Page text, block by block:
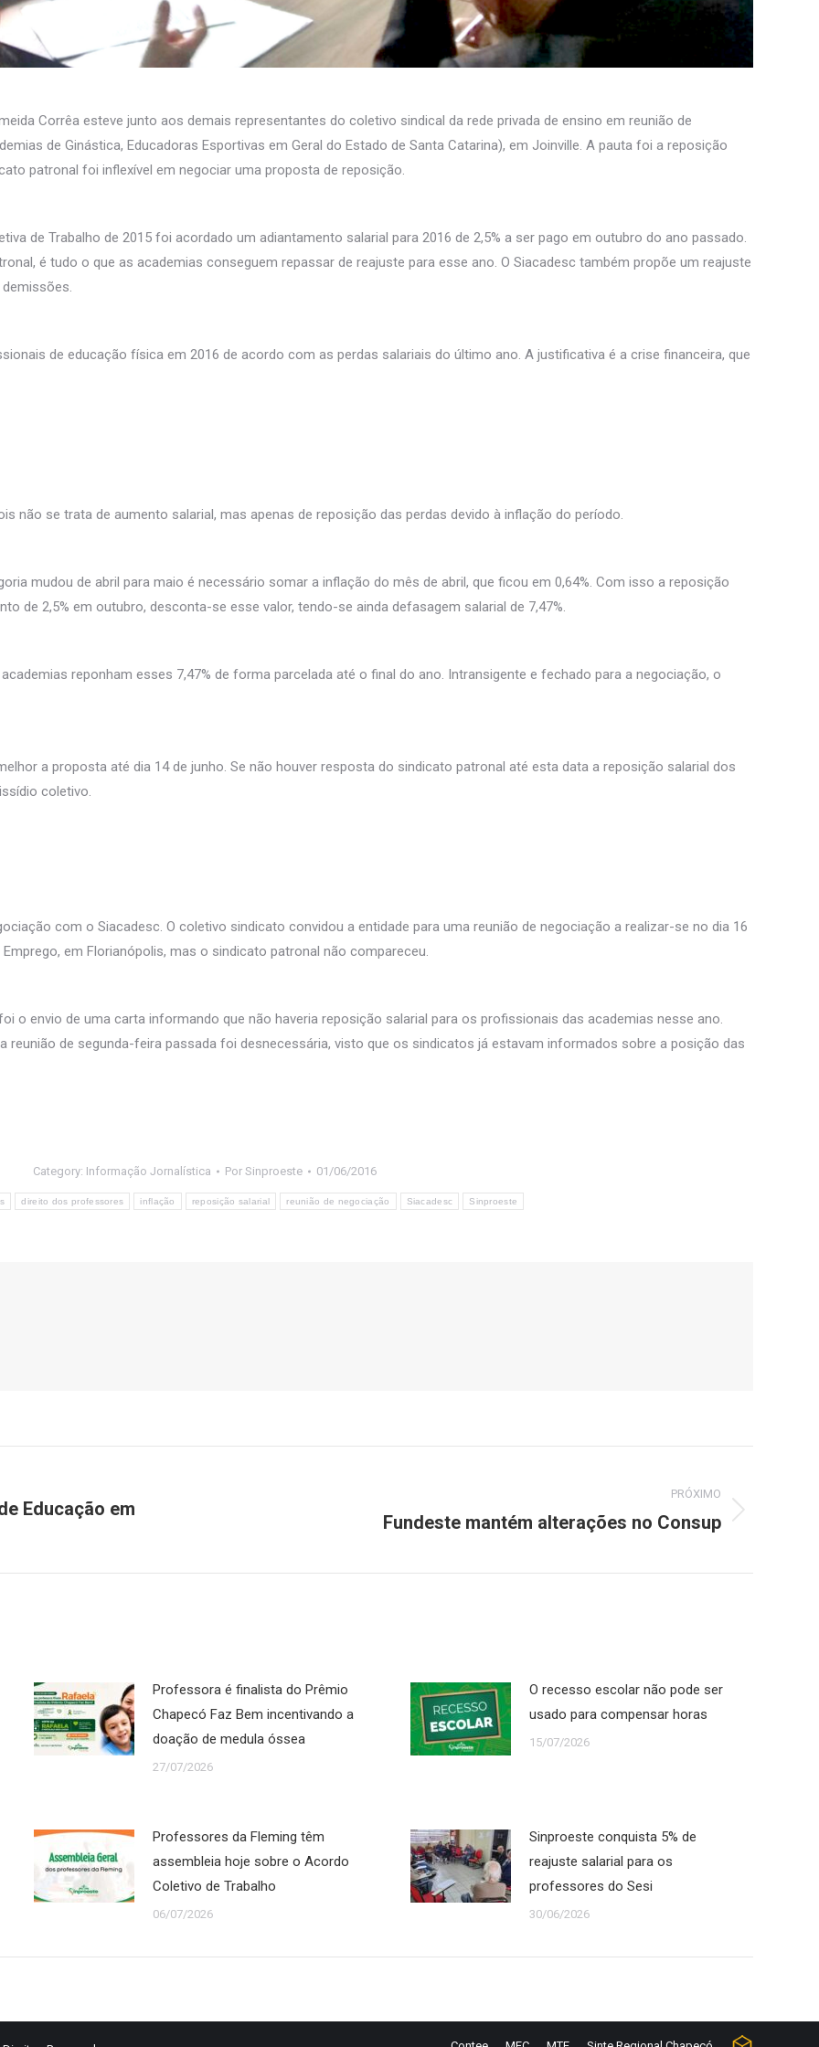
Corrêa esteve junto aos demais representantes do coletivo sindical da rede privada de ensino em reunião de
de Ginástica, Educadoras Esportivas em Geral do Estado de Santa Catarina), em Joinville. A pauta foi a reposição
patronal foi inflexível em negociar uma proposta de reposição.
de Trabalho de 2015 foi acordado um adiantamento salarial para 2016 de 2,5% a ser pago em outubro do ano passado.
é tudo o que as academias conseguem repassar de reajuste para esse ano. O Siacadesc também propõe um reajuste
de educação física em 2016 de acordo com as perdas salariais do último ano. A justificativa é a crise financeira, que
não se trata de aumento salarial, mas apenas de reposição das perdas devido à inflação do período.
mudou de abril para maio é necessário somar a inflação do mês de abril, que ficou em 0,64%. Com isso a reposição
de 2,5% em outubro, desconta-se esse valor, tendo-se ainda defasagem salarial de 7,47%.
reponham esses 7,47% de forma parcelada até o final do ano. Intransigente e fechado para a negociação, o
a proposta até dia 14 de junho. Se não houver resposta do sindicato patronal até esta data a reposição salarial dos
coletivo.
com o Siacadesc. O coletivo sindicato convidou a entidade para uma reunião de negociação a realizar-se no dia 16
em Florianópolis, mas o sindicato patronal não compareceu.
o envio de uma carta informando que não haveria reposição salarial para os profissionais das academias nesse ano.
reunião de segunda-feira passada foi desnecessária, visto que os sindicatos já estavam informados sobre a posição das
Category: Informação Jornalística Por Sinproeste 01/06/2016
direito dos professores inflação reposição salarial reunião de negociação Siacadesc Sinproeste
Educação em
PRÓXIMO
Fundeste mantém alterações no Consup
Professora é finalista do Prêmio
Chapecó Faz Bem incentivando a
doação de medula óssea
27/07/2026
O recesso escolar não pode ser
usado para compensar horas
15/07/2026
Professores da Fleming têm
assembleia hoje sobre o Acordo
Coletivo de Trabalho
06/07/2026
Sinproeste conquista 5% de
reajuste salarial para os
professores do Sesi
30/06/2026